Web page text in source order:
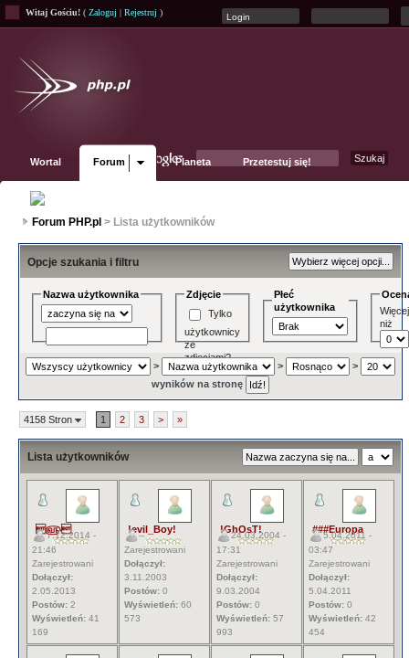
Witaj Gościu! ( Zaloguj | Rejestruj )
Wortal Forum Planeta Przetestuj się!
Forum PHP.pl > Lista użytkowników
Opcje szukania i filtru
Nazwa użytkownika
Zdjęcie
Tylko
użytkownicy
ze
zdjęciami?
Płeć
użytkownika
Więcej
niż
> >
>
wyników na stronę
4158 Stron 1 2 3 > »
Lista użytkowników
௵
7.12.2014 -
21:46
Zarejestrowani
Dołączył:
2.05.2013
Postów: 2
Wyświetleń: 41
169
!evil_Boy!
--
Zarejestrowani
Dołączył:
3.11.2003
Postów: 0
Wyświetleń: 60
573
!GhOsT!
24.03.2004 -
17:31
Zarejestrowani
Dołączył:
9.03.2004
Postów: 0
Wyświetleń: 57
993
###Europa
5.04.2011 -
03:47
Zarejestrowani
Dołączył:
5.04.2011
Postów: 0
Wyświetleń: 42
454